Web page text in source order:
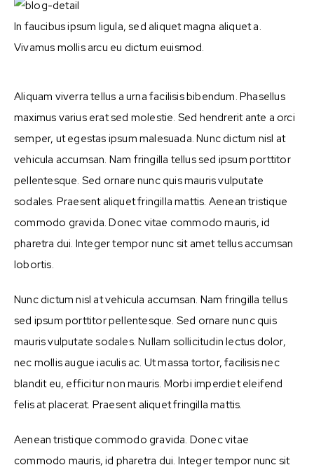
In faucibus ipsum ligula, sed aliquet magna aliquet a.
Vivamus mollis arcu eu dictum euismod.
Aliquam viverra tellus a urna facilisis bibendum. Phasellus
maximus varius erat sed molestie. Sed hendrerit ante a orci
semper, ut egestas ipsum malesuada. Nunc dictum nisl at
vehicula accumsan. Nam fringilla tellus sed ipsum porttitor
pellentesque. Sed ornare nunc quis mauris vulputate
sodales. Praesent aliquet fringilla mattis. Aenean tristique
commodo gravida. Donec vitae commodo mauris, id
pharetra dui. Integer tempor nunc sit amet tellus accumsan
lobortis.
Nunc dictum nisl at vehicula accumsan. Nam fringilla tellus
sed ipsum porttitor pellentesque. Sed ornare nunc quis
mauris vulputate sodales. Nullam sollicitudin lectus dolor,
nec mollis augue iaculis ac. Ut massa tortor, facilisis nec
blandit eu, efficitur non mauris. Morbi imperdiet eleifend
felis at placerat. Praesent aliquet fringilla mattis.
Aenean tristique commodo gravida. Donec vitae
commodo mauris, id pharetra dui. Integer tempor nunc sit